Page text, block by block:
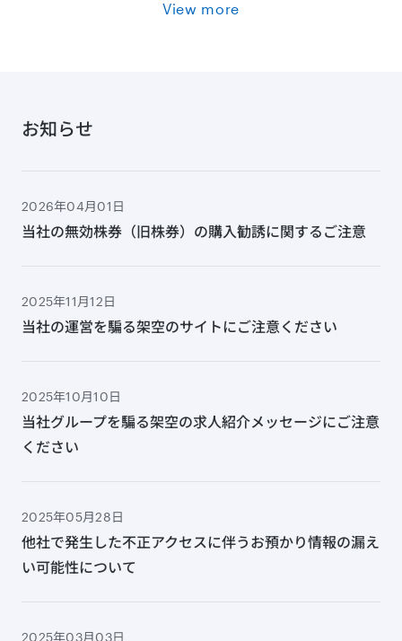
View more
お知らせ
2026年04月01日
当社の無効株券（旧株券）の購入勧誘に関するご注意
2025年11月12日
当社の運営を騙る架空のサイトにご注意ください
2025年10月10日
当社グループを騙る架空の求人紹介メッセージにご注意
ください
2025年05月28日
他社で発生した不正アクセスに伴うお預かり情報の漏え
い可能性について
2025年03月03日